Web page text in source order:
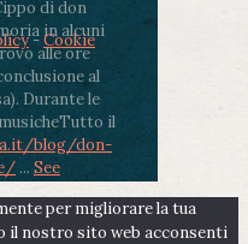
di don
in alcuni
alle ore
al
Durante le
Tutto il
blog/don-
... See
-Cookie
per migliorare la tua
il nostro sito web acconsenti